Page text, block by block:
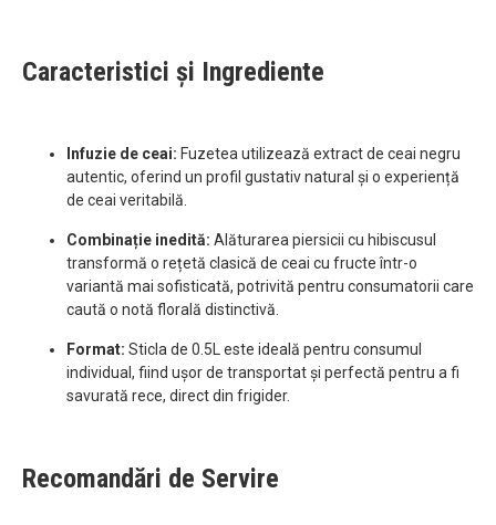
Caracteristici și Ingrediente
Infuzie de ceai: Fuzetea utilizează extract de ceai negru
autentic, oferind un profil gustativ natural și o experiență
de ceai veritabilă.
Combinație inedită: Alăturarea piersicii cu hibiscusul
transformă o rețetă clasică de ceai cu fructe într-o
variantă mai sofisticată, potrivită pentru consumatorii care
caută o notă florală distinctivă.
Format: Sticla de 0.5L este ideală pentru consumul
individual, fiind ușor de transportat și perfectă pentru a fi
savurată rece, direct din frigider.
Recomandări de Servire